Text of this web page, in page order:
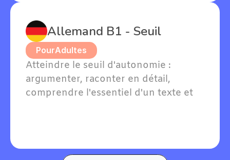
Allemand B1 - Seuil
PourAdultes
Atteindre le seuil d'autonomie :
argumenter, raconter en détail,
comprendre l'essentiel d'un texte et